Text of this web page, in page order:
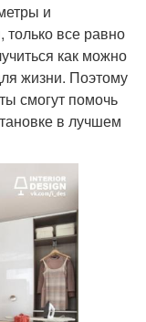
и
только все равно
как можно
жизни. Поэтому
смогут помочь
в лучшем